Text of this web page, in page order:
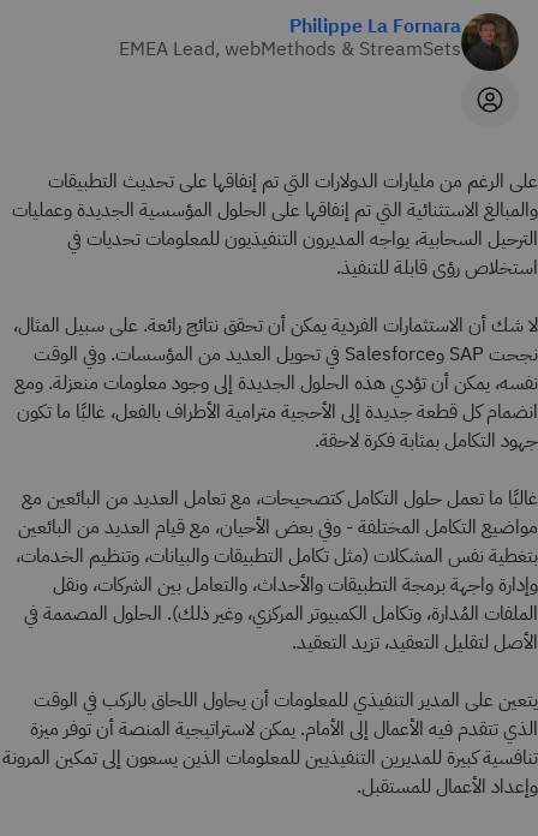
Philippe La Fornara
EMEA Lead, webMethods & StreamSets
على الرغم من مليارات الدولارات التي تم إنفاقها على تحديث التطبيقات
والمبالغ الاستثنائية التي تم إنفاقها على الحلول المؤسسية الجديدة وعمليات
الترحيل السحابية، يواجه المديرون التنفيذيون للمعلومات تحديات في
استخلاص رؤى قابلة للتنفيذ.
لا شك أن الاستثمارات الفردية يمكن أن تحقق نتائج رائعة. على سبيل المثال،
نجحت SAP وSalesforce في تحويل العديد من المؤسسات. وفي الوقت
نفسه، يمكن أن تؤدي هذه الحلول الجديدة إلى وجود معلومات منعزلة. ومع
انضمام كل قطعة جديدة إلى الأحجية مترامية الأطراف بالفعل، غالبًا ما تكون
جهود التكامل بمثابة فكرة لاحقة.
غالبًا ما تعمل حلول التكامل كتصحيحات، مع تعامل العديد من البائعين مع
مواضيع التكامل المختلفة - وفي بعض الأحيان، مع قيام العديد من البائعين
بتغطية نفس المشكلات (مثل تكامل التطبيقات والبيانات، وتنظيم الخدمات،
وإدارة واجهة برمجة التطبيقات والأحداث، والتعامل بين الشركات، ونقل
الملفات المُدارة، وتكامل الكمبيوتر المركزي، وغير ذلك). الحلول المصممة في
الأصل لتقليل التعقيد، تزيد التعقيد.
يتعين على المدير التنفيذي للمعلومات أن يحاول اللحاق بالركب في الوقت
الذي تتقدم فيه الأعمال إلى الأمام. يمكن لاستراتيجية المنصة أن توفر ميزة
تنافسية كبيرة للمديرين التنفيذيين للمعلومات الذين يسعون إلى تمكين المرونة
وإعداد الأعمال للمستقبل.